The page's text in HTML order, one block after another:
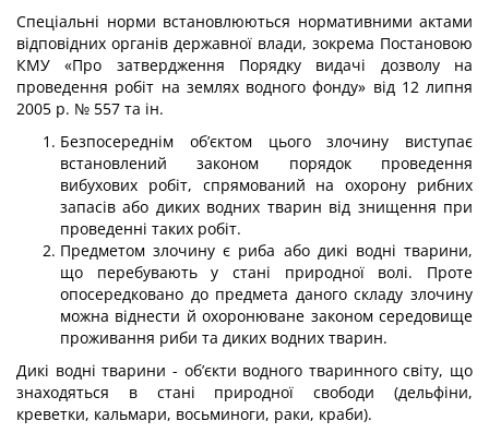
Спеціальні норми встановлюються нормативними актами
відповідних органів дер­жавної влади, зокрема Постановою
КМУ «Про затвердження Порядку видачі дозволу на
проведення робіт на землях водного фонду» від 12 липня
2005 р. № 557 та ін.
Безпосереднім об’єктом цього злочину виступає
встановлений законом порядок проведення
вибухових робіт, спрямований на охорону рибних
запасів або диких вод­них тварин від знищення при
проведенні таких робіт.
Предметом злочину є риба або дикі водні тварини,
що перебувають у стані при­родної волі. Проте
опосередковано до предмета даного складу злочину
можна віднести й охоронюване законом середовище
проживання риби та диких водних тварин.
Дикі водні тварини - об’єкти водного тваринного світу, що
знаходяться в стані природної свободи (дельфіни,
креветки, кальмари, восьминоги, раки, краби).